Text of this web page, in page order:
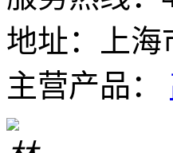
地址：上海
主营产品：